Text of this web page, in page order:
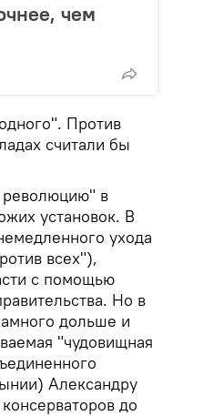
чем
Против
считали бы
революцию" в
установок. В
ухода
всех"),
с помощью
Но в
дольше и
"чудовищная
Александру
до